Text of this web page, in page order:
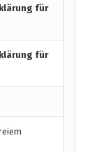
für
für